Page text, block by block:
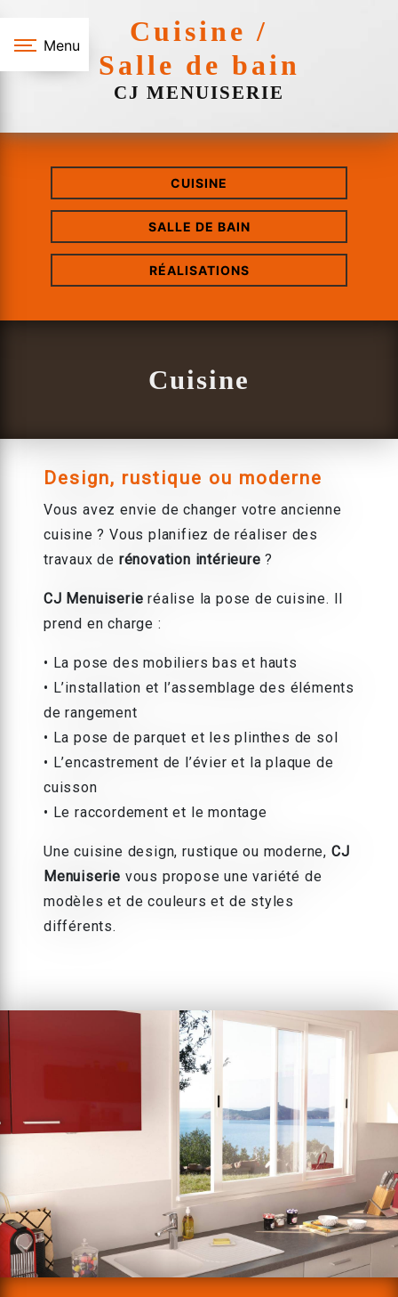
Menu
Cuisine /
Salle de bain
CJ MENUISERIE
CUISINE
SALLE DE BAIN
RÉALISATIONS
Cuisine
Design, rustique ou moderne
Vous avez envie de changer votre ancienne
cuisine ? Vous planifiez de réaliser des
travaux de rénovation intérieure ?
CJ Menuiserie réalise la pose de cuisine. Il
prend en charge :
• La pose des mobiliers bas et hauts
• L’installation et l’assemblage des éléments
de rangement
• La pose de parquet et les plinthes de sol
• L’encastrement de l’évier et la plaque de
cuisson
• Le raccordement et le montage
Une cuisine design, rustique ou moderne, CJ
Menuiserie vous propose une variété de
modèles et de couleurs et de styles
différents.